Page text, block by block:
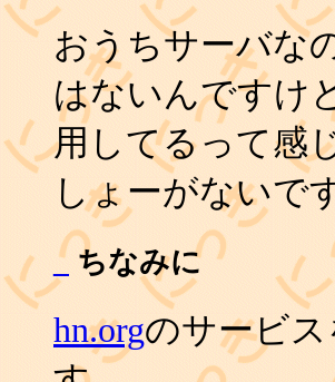
おうちサーバな
はないんですけ
用してるって感
しょーがないで
_ ちなみに
hn.orgのサービス